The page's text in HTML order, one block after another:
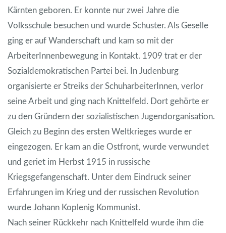
Kärnten geboren. Er konnte nur zwei Jahre die
Volksschule besuchen und wurde Schuster. Als Geselle
ging er auf Wanderschaft und kam so mit der
ArbeiterInnenbewegung in Kontakt. 1909 trat er der
Sozialdemokratischen Partei bei. In Judenburg
organisierte er Streiks der SchuharbeiterInnen, verlor
seine Arbeit und ging nach Knittelfeld. Dort gehörte er
zu den Gründern der sozialistischen Jugendorganisation.
Gleich zu Beginn des ersten Weltkrieges wurde er
eingezogen. Er kam an die Ostfront, wurde verwundet
und geriet im Herbst 1915 in russische
Kriegsgefangenschaft. Unter dem Eindruck seiner
Erfahrungen im Krieg und der russischen Revolution
wurde Johann Koplenig Kommunist.
Nach seiner Rückkehr nach Knittelfeld wurde ihm die